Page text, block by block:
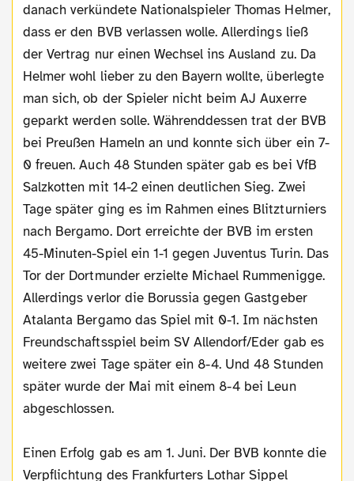
danach verkündete Nationalspieler Thomas Helmer,
dass er den BVB verlassen wolle. Allerdings ließ
der Vertrag nur einen Wechsel ins Ausland zu. Da
Helmer wohl lieber zu den Bayern wollte, überlegte
man sich, ob der Spieler nicht beim AJ Auxerre
geparkt werden solle. Währenddessen trat der BVB
bei Preußen Hameln an und konnte sich über ein 7-
0 freuen. Auch 48 Stunden später gab es bei VfB
Salzkotten mit 14-2 einen deutlichen Sieg. Zwei
Tage später ging es im Rahmen eines Blitzturniers
nach Bergamo. Dort erreichte der BVB im ersten
45-Minuten-Spiel ein 1-1 gegen Juventus Turin. Das
Tor der Dortmunder erzielte Michael Rummenigge.
Allerdings verlor die Borussia gegen Gastgeber
Atalanta Bergamo das Spiel mit 0-1. Im nächsten
Freundschaftsspiel beim SV Allendorf/Eder gab es
weitere zwei Tage später ein 8-4. Und 48 Stunden
später wurde der Mai mit einem 8-4 bei Leun
abgeschlossen.
Einen Erfolg gab es am 1. Juni. Der BVB konnte die
Verpflichtung des Frankfurters Lothar Sippel